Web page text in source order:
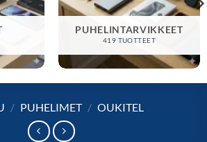
PUHELINTARVIKKEET
419 TUOTTEET
/ PUHELIMET / OUKITEL